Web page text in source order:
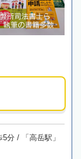
分 / 「高岳駅」